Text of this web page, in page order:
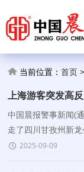
当前位置：首页
上海游客突发高
中国晨报警事新闻(
走了四川甘孜州新
对老龄上海游客夫妻
2025-09-09